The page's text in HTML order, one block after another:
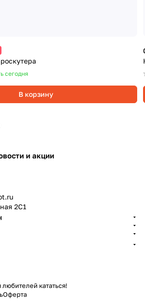
сегодня
В корзину
и акции
2С1
кататься!
Оферта